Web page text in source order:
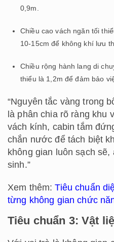
0,9m.
Chiều cao vách ngăn tối
10-15cm để không khí lưu
Chiều rộng hành lang di
thiểu là 1,2m để đảm bảo
“Nguyên tắc vàng trong
là phân chia rõ ràng khu
vách kính, cabin tắm
chắn nước để tách biệt
không gian luôn sạch
sinh.”
Xem thêm:Tiêu chuẩn
từng không gian chức
Tiêu chuẩn 3: Vật